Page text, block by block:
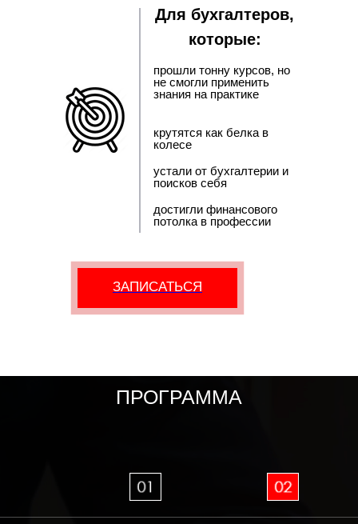
Для бухгалтеров,
которые:
прошли тонну курсов, но
не смогли применить
знания на практике
крутятся как белка в
колесе
устали от бухгалтерии и
поисков себя
достигли финансового
потолка в профессии
ЗАПИСАТЬСЯ
ПРОГРАММА